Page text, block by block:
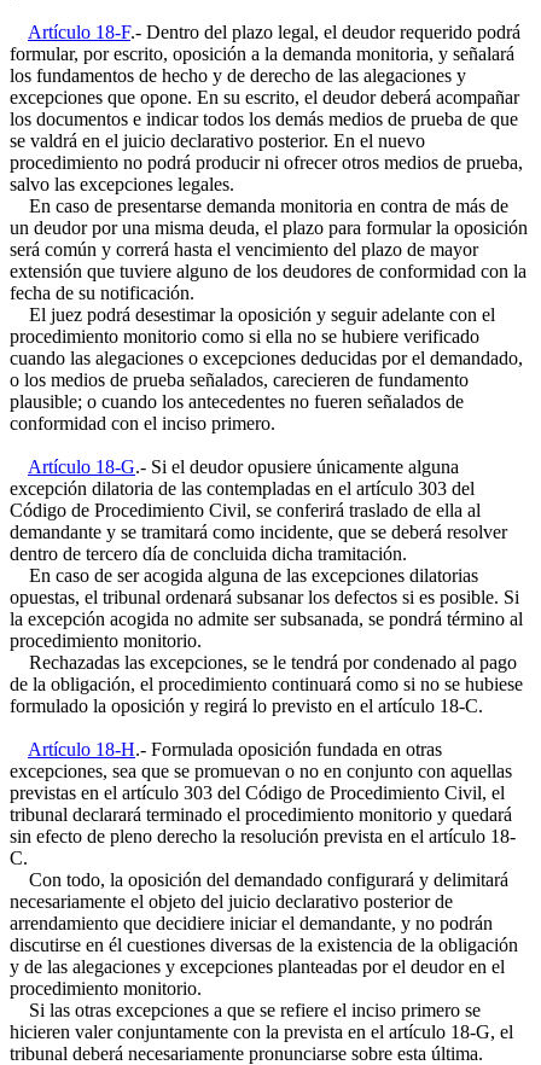
Artículo 18-F.- Dentro del plazo legal, el deudor requerido podrá
formular, por escrito, oposición a la demanda monitoria, y señalará
los fundamentos de hecho y de derecho de las alegaciones y
excepciones que opone. En su escrito, el deudor deberá acompañar
los documentos e indicar todos los demás medios de prueba de que
se valdrá en el juicio declarativo posterior. En el nuevo
procedimiento no podrá producir ni ofrecer otros medios de prueba,
salvo las excepciones legales.
En caso de presentarse demanda monitoria en contra de más de
un deudor por una misma deuda, el plazo para formular la oposición
será común y correrá hasta el vencimiento del plazo de mayor
extensión que tuviere alguno de los deudores de conformidad con la
fecha de su notificación.
El juez podrá desestimar la oposición y seguir adelante con el
procedimiento monitorio como si ella no se hubiere verificado
cuando las alegaciones o excepciones deducidas por el demandado,
o los medios de prueba señalados, carecieren de fundamento
plausible; o cuando los antecedentes no fueren señalados de
conformidad con el inciso primero.
Artículo 18-G.- Si el deudor opusiere únicamente alguna
excepción dilatoria de las contempladas en el artículo 303 del
Código de Procedimiento Civil, se conferirá traslado de ella al
demandante y se tramitará como incidente, que se deberá resolver
dentro de tercero día de concluida dicha tramitación.
En caso de ser acogida alguna de las excepciones dilatorias
opuestas, el tribunal ordenará subsanar los defectos si es posible. Si
la excepción acogida no admite ser subsanada, se pondrá término al
procedimiento monitorio.
Rechazadas las excepciones, se le tendrá por condenado al pago
de la obligación, el procedimiento continuará como si no se hubiese
formulado la oposición y regirá lo previsto en el artículo 18-C.
Artículo 18-H.- Formulada oposición fundada en otras
excepciones, sea que se promuevan o no en conjunto con aquellas
previstas en el artículo 303 del Código de Procedimiento Civil, el
tribunal declarará terminado el procedimiento monitorio y quedará
sin efecto de pleno derecho la resolución prevista en el artículo 18-
C.
Con todo, la oposición del demandado configurará y delimitará
necesariamente el objeto del juicio declarativo posterior de
arrendamiento que decidiere iniciar el demandante, y no podrán
discutirse en él cuestiones diversas de la existencia de la obligación
y de las alegaciones y excepciones planteadas por el deudor en el
procedimiento monitorio.
Si las otras excepciones a que se refiere el inciso primero se
hicieren valer conjuntamente con la prevista en el artículo 18-G, el
tribunal deberá necesariamente pronunciarse sobre esta última.